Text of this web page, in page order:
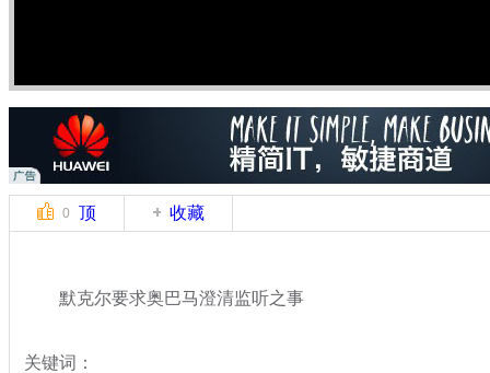
0 顶 收藏
默克尔要求奥巴马澄清监听之事
关键词：